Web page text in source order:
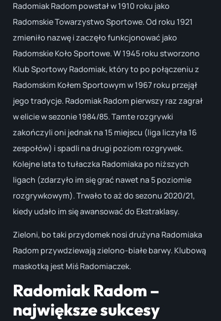
Radomiak Radom powstał w 1910 roku jako
Radomskie Towarzystwo Sportowe. Od roku 1921
zmieniło nazwę i zaczęło funkcjonować jako
Radomskie Koło Sportowe. W 1945 roku stworzono
Klub Sportowy Radomiak, który to po połączeniu z
Radomskim Kołem Sportowym w 1967 roku przejął
jego tradycje. Radomiak Radom pierwszy raz zagrał
w elicie w sezonie 1984/85. Tamte rozgrywki
zakończyli oni jednak na 15 miejscu (liga liczyła 16
zespołów) i spadli na drugi poziom rozgrywek.
Kolejne lata to tułaczka Radomiaka po niższych
ligach (zdarzyło im się grać nawet na 5 poziomie
rozgrywkowym). Trwało to aż do sezonu 2020/21,
kiedy udało im się awansować do Ekstraklasy.
Zieloni, bo taki przydomek nosi drużyna Radomiaka
Radom przywdziewają zielono-białe barwy. Klubową
maskotką jest Miś Radomiaczek.
Radomiak Radom –
największe sukcesy